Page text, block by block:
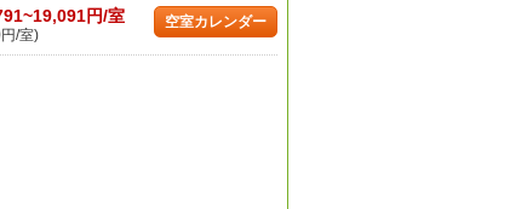
円/室
/室)
空室カレンダー